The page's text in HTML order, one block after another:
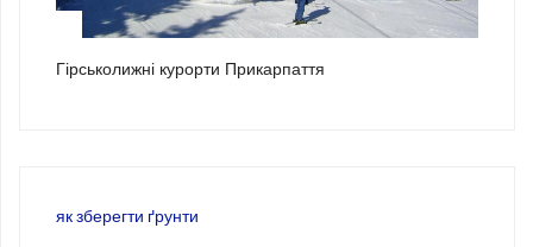
Гірськолижні курорти Прикарпаття
як зберегти ґрунти